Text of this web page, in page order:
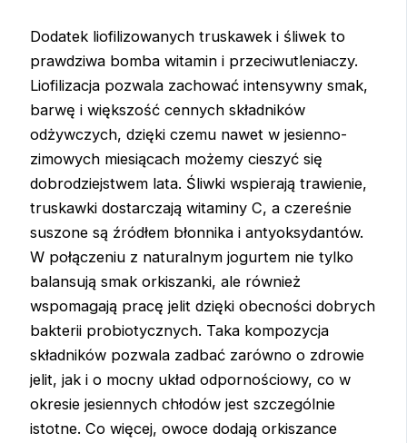
Dodatek liofilizowanych truskawek i śliwek to
prawdziwa bomba witamin i przeciwutleniaczy.
Liofilizacja pozwala zachować intensywny smak,
barwę i większość cennych składników
odżywczych, dzięki czemu nawet w jesienno-
zimowych miesiącach możemy cieszyć się
dobrodziejstwem lata. Śliwki wspierają trawienie,
truskawki dostarczają witaminy C, a czereśnie
suszone są źródłem błonnika i antyoksydantów.
W połączeniu z naturalnym jogurtem nie tylko
balansują smak orkiszanki, ale również
wspomagają pracę jelit dzięki obecności dobrych
bakterii probiotycznych. Taka kompozycja
składników pozwala zadbać zarówno o zdrowie
jelit, jak i o mocny układ odpornościowy, co w
okresie jesiennych chłodów jest szczególnie
istotne. Co więcej, owoce dodają orkiszance